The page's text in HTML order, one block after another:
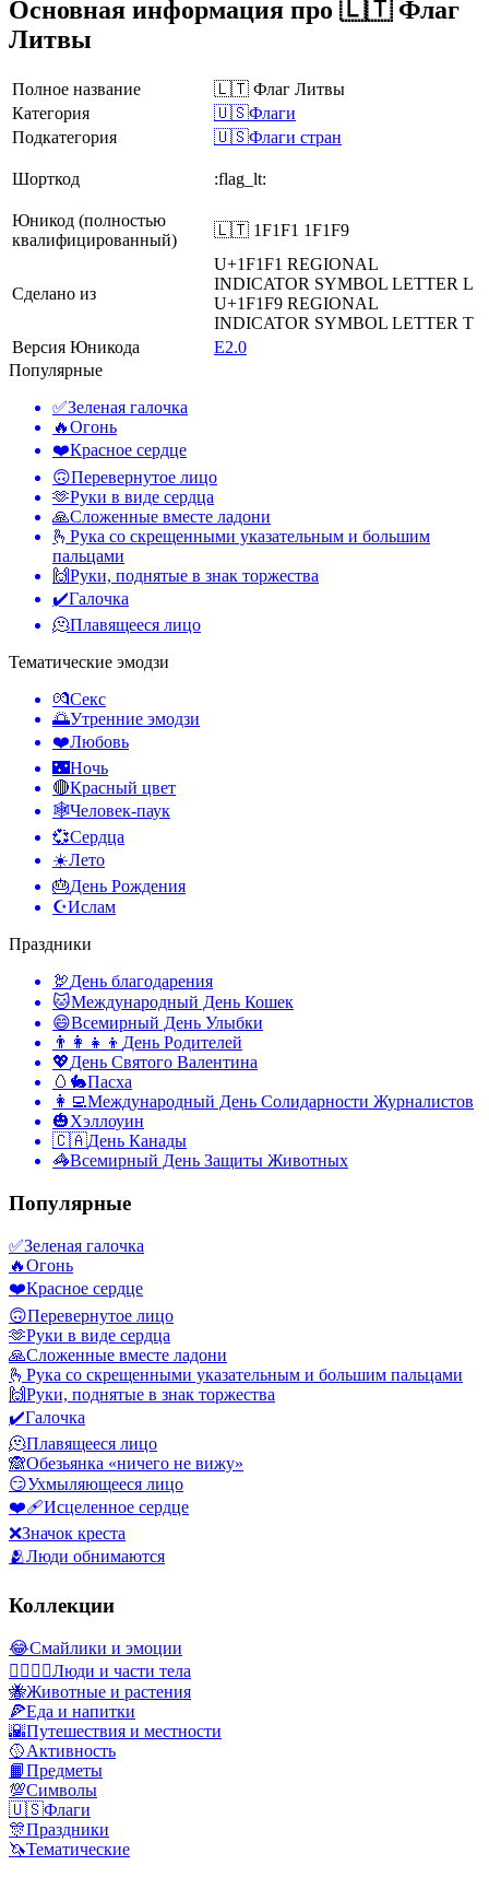
Основная информация про 🇱🇹 Флаг
Литвы
Полное название
🇱🇹 Флаг Литвы
Категория
🇺🇸Флаги
Подкатегория
🇺🇸Флаги стран
Шорткод :flag_lt:
Юникод (полностью
квалифицированный)
🇱🇹 1F1F1 1F1F9
Сделано из
U+1F1F1 REGIONAL
INDICATOR SYMBOL LETTER L
U+1F1F9 REGIONAL
INDICATOR SYMBOL LETTER T
Версия Юникода
E2.0
Популярные
✅Зеленая галочка
🔥Огонь
❤️Красное сердце
🙃Перевернутое лицо
🫶Руки в виде сердца
🙏Сложенные вместе ладони
🫰 Рука со скрещенными указательным и большим
пальцами
🙌Руки, поднятые в знак торжества
✔️Галочка
🫠Плавящееся лицо
Тематические эмодзи
💏Секс
🌅Утренние эмодзи
❤️Любовь
🌃Ночь
🔴Красный цвет
🕸️Человек-паук
💞Сердца
☀️Лето
🎂День Рождения
☪️Ислам
Праздники
🦃День благодарения
🐱Международный День Кошек
😄Всемирный День Улыбки
👨‍👩‍👧‍👦 День Родителей
💖День Святого Валентина
🥚🐇Пасха
👩‍💻Международный День Солидарности Журналистов
🎃Хэллоуин
🇨🇦День Канады
🦓Всемирный День Защиты Животных
Популярные
✅Зеленая галочка
🔥Огонь
❤️Красное сердце
🙃Перевернутое лицо
🫶Руки в виде сердца
🙏Сложенные вместе ладони
🫰 Рука со скрещенными указательным и большим пальцами
🙌Руки, поднятые в знак торжества
✔️Галочка
🫠Плавящееся лицо
🙈Обезьянка «ничего не вижу»
😏Ухмыляющееся лицо
❤️‍🩹Исцеленное сердце
❌Значок креста
🫂Люди обнимаются
Коллекции
😂Смайлики и эмоции
👩‍❤️‍💋‍👨Люди и части тела
🐝Животные и растения
🍕Еда и напитки
🌇Путешествия и местности
🥎Активность
📙Предметы
💯Символы
🇺🇸Флаги
🎊Праздники
🦄Тематические